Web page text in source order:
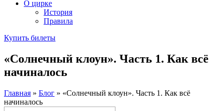
О цирке
История
Правила
Купить билеты
«Солнечный клоун». Часть 1. Как всё
начиналось
Главная » Блог » «Солнечный клоун». Часть 1. Как всё
начиналось